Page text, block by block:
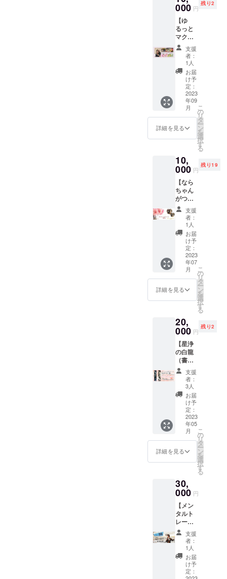
✼••┈┈••
✼••┈┈••
✼
す。
（5月中
旬～7月
頃ま
で）
講
師：心
理カウ
ンセ
ラート
シ、内
観アド
バイ
ザーは
る
✼••┈┈••
✼••┈┈••
✼••┈┈••
✼ 《リ
ターン
提供・
施行責
任者》
主催・
運営
新井
晴佳 ・
サービ
ス内容
に関す
る効果
効能
は、個
人の体
感であ
のでは
ありま
せん。
画像や
知的財
産、著
作権は
提供・
施行責
任者に
帰属し
ます。
✼••┈┈••
✼••┈┈••
✼••┈┈••
✼••┈┈••
✼
用意頂
きま
す。ま
た、実
施場所
までの
交通費
につい
てはご
負担頂
きます
ので予
めご了
承下さ
✼••┈┈••
✼••┈┈••
✼••┈┈••
✼ 《リ
ターン
提供・
施行責
任者》
主催・
運営
大高
瑞希 ・
サービ
ス内容
に関す
る効果
効能
は、個
人の体
感であ
り 全て
するも
のでは
ありま
せん。
画像や
知的財
産、著
作権は
提供・
施行責
任者に
帰属し
ます。
✼••┈┈••
✼••┈┈••
✼••┈┈••
✼••┈┈••
✼
任者に
帰属し
ます。
✼••┈┈••
✼••┈┈••
✼••┈┈••
✼••┈┈••
ループ
講座（6
名ま
で） ※
録画参
加可能
です ＜
こんな
方にお
すすめ
＞ 胎内
記憶に
ご興味
おあり
一度聞
いてみ
方、ど
なたで
も♪
パート
ナー欲
しい
方、赤
ちゃん
欲しい
方♪ 子
どもが
望む子
育て、
子ども
を信じ
は？子
どもた
た子ど
も視点
のメッ
セージ
をお知
りにな
りたい
方♪ ＜
内容＞
子ども
たちか
ら語ら
れた驚
きの胎
内記憶
（人は
なんの
生まれ
てくる
のか？
困難や
問題は
なぜ起
こるの
か、流
産、病
気障が
いの意
味な
ど） あ
しま
す。悩
み事や
不安が
ある方
はもち
ろん、
夢や目
標に向
かって
進んで
いる方
も自分
の守護
神を知
ること
のご縁
が繋が
りサ
ポート
が受け
られま
す。 5
月中旬
以降、
鑑定書
PDFを
作成
し、
メール
等で
ション
の日程
頂きま
す。鑑
定書で
分かる
ことは
以下と
なりま
す。 ①
あなた
の資質
(得意、
不得
意） ②
守護神
の祀ら
るお近
くの神
れ ④守
護神の
神話 備
考：生
年月日
（出生
時間が
23時以
降の場
合は
「23」
と記
どな
ど 相
談にの
ります
普段は
温厚で
優しい
オブ
ラート
で包み
込むと
おちゃ
んが 気
兼ねな
く本音
で ズバ
多少傷
つくか
もしれ
ません
が 最短
スピー
ドで悩
みを解
決しま
す！！
裏の顔
とグ
レーな
方法な
どなど
もある
ブラッ
るか
も。 基
本オン
ライ
ン 東
京近郊
の方
は、リ
アルで
も対応
可能で
す。 交
通費、
会場や
飲食等
る費用
は、ご
い。 5
月中旬
に詳細
と日程
調整等
メール
等でご
連絡さ
せてい
ただき
ます。
✼••┈┈••
000 円
残り2
【ゆ
るっと
マクロ
ビ料
理 プ
ライ
ベート
レッス
ン】
肉、
魚、
卵、牛
乳など
の動物
製品を
使わな
や野菜
を中心
にした
マクロ
ビを現
代人に
合わせ
て「ゆ
るく・
楽し
く・美
味し
く・簡
単に」
をモッ
トーに
デモ
料理を
学ん
じゃい
ます。
実際、
お宅に
伺って
なる
ちゃん
自身が
お料理
を作り
家族で
ランチ
パー
ティー
を楽し
う。 ま
た、食
事が終
わった
後は、
マクロ
ビの陰
陽理論
に基づ
き体質
に合っ
た食事
支援
者：
1人
お届
け予
定：
2023
年09
月
詳細を見る
こ
の
リ
タ
ー
ン
を
選
択
す
る
10,
000 円
残り19
【なら
ちゃん
がつく
る一輪
挿し 2
本セッ
ト】
Wood
Artist
でもあ
る奈良
隆寛こ
となら
ちゃん
が、あ
なたの
心をこ
めて一
輪挿し
を製作
してお
届けし
ます。
花が一
輪ある
だけ
で、日
常が華
やぎま
す。 日
常に一
輪の花
を。 お
納して
お贈り
します♪
《商品
説明》
材料：
杉 色
紙合
板 ガ
ラス
（試験
管） 大
支援
者：
1人
お届
け予
定：
2023
年07
月
詳細を見る
こ
の
リ
タ
ー
ン
を
選
択
す
る
20,
000 円
残り2
【星浄
の白龍
（書き
下ろ
し）】
今人気
急上昇
してい
る画
家・イ
ラスト
レー
ター ユ
ウ・ス
ミワタ
ルが木
く白
龍。 今
回の
【笑顔
フェ
ス】
が、優
しく穏
やかな
人の集
まる場
所にな
支援
者：
3人
お届
け予
定：
2023
年05
月
詳細を見る
こ
の
リ
タ
ー
ン
を
選
択
す
る
30,
000 円
【メン
タルト
レー
ナー！
友野貴
弘の講
演会主
催権】
株式会
支援
者：
1人
お届
け予
定：